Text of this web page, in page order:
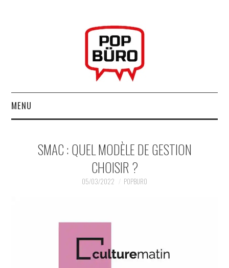
MENU
MUSIQUESACTUELLES.NET
GABBA GABBA HEY !
INDÉPENDANTS
SMAC : QUEL MODÈLE DE GESTION
CHOISIR ?
05/03/2022 POPBURO